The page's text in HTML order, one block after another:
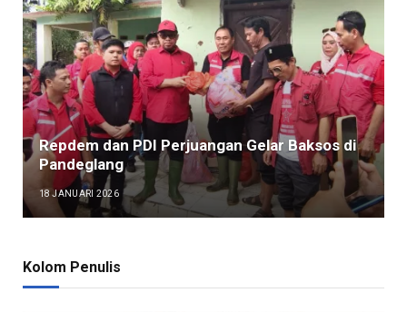
Repdem dan PDI Perjuangan Gelar Baksos di
Pandeglang
18 JANUARI 2026
Kolom Penulis